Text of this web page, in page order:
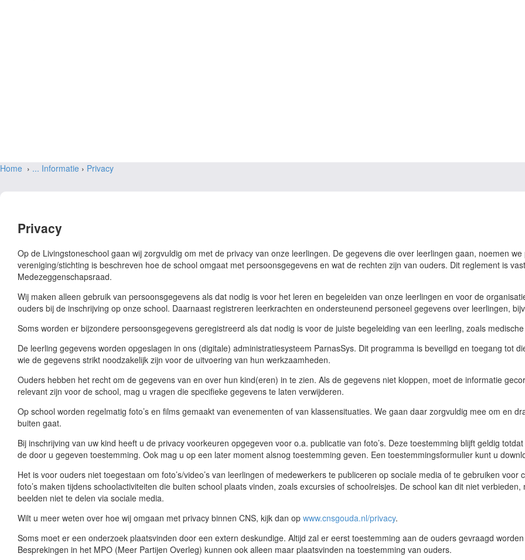
Home › ... Informatie › Privacy
Privacy
Op de Livingstoneschool gaan wij zorgvuldig om met de privacy van onze leerlingen. De gegevens die over leerlingen gaan, noemen
vereniging/stichting is beschreven hoe de school omgaat met persoonsgegevens en wat de rechten zijn van ouders. Dit reglement is
Medezeggenschapsraad.
Wij maken alleen gebruik van persoonsgegevens als dat nodig is voor het leren en begeleiden van onze leerlingen en voor de
ouders bij de inschrijving op onze school. Daarnaast registreren leerkrachten en ondersteunend personeel gegevens over leerlingen,
Soms worden er bijzondere persoonsgegevens geregistreerd als dat nodig is voor de juiste begeleiding van een leerling, zoals
De leerling gegevens worden opgeslagen in ons (digitale) administratiesysteem ParnasSys. Dit programma is beveiligd en toegang tot
wie de gegevens strikt noodzakelijk zijn voor de uitvoering van hun werkzaamheden.
Ouders hebben het recht om de gegevens van en over hun kind(eren) in te zien. Als de gegevens niet kloppen, moet de informatie
relevant zijn voor de school, mag u vragen die specifieke gegevens te laten verwijderen.
Op school worden regelmatig foto’s en films gemaakt van evenementen of van klassensituaties. We gaan daar zorgvuldig mee om en
buiten gaat.
Bij inschrijving van uw kind heeft u de privacy voorkeuren opgegeven voor o.a. publicatie van foto’s. Deze toestemming blijft geldig
de door u gegeven toestemming. Ook mag u op een later moment alsnog toestemming geven. Een toestemmingsformulier kunt u
Het is voor ouders niet toegestaan om foto’s/video’s van leerlingen of medewerkers te publiceren op sociale media of te gebruiken
foto’s maken tijdens schoolactiviteiten die buiten school plaats vinden, zoals excursies of schoolreisjes. De school kan dit niet
beelden niet te delen via sociale media.
Wilt u meer weten over hoe wij omgaan met privacy binnen CNS, kijk dan op www.cnsgouda.nl/privacy.
Soms moet er een onderzoek plaatsvinden door een extern deskundige. Altijd zal er eerst toestemming aan de ouders gevraagd
Besprekingen in het MPO (Meer Partijen Overleg) kunnen ook alleen maar plaatsvinden na toestemming van ouders.